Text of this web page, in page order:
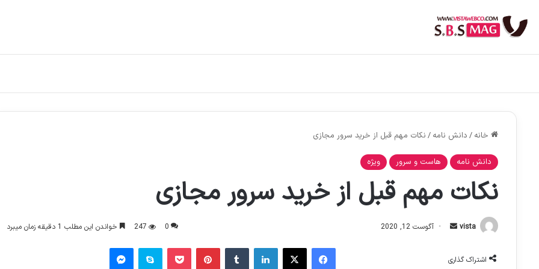
خانه / دانش نامه / نکات مهم قبل از خرید سرور مجازی
دانش نامه هاست و سرور ویژه
نکات مهم قبل از خرید سرور مجازی
vista آگوست 12, 2020 0
247 خواندن این مطلب 1 دقیقه زمان میبرد
اشتراک گذاری
فیس بوک X لینکدین ‫پین‌ترست پاکت اسکایپ